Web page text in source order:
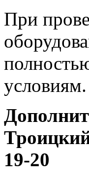
При
условиям.
19-20